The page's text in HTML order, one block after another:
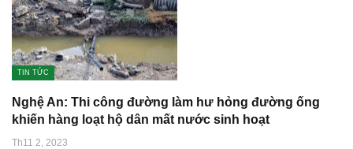
TIN TỨC
Nghệ An: Thi công đường làm hư hỏng đường ống
khiến hàng loạt hộ dân mất nước sinh hoạt
Th11 2, 2023